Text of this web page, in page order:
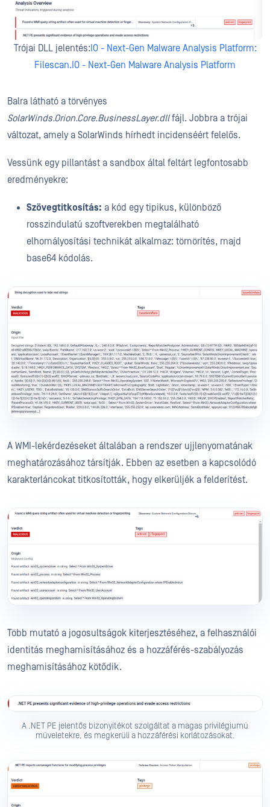
Trójai DLL jelentés: IO - Next-Gen Malware Analysis Platform:
Filescan.IO - Next-Gen Malware Analysis Platform
Balra látható a törvényes
SolarWinds.Orion.Core.BusinessLayer.dllfájl. Jobbra a trójai
változat, amely a SolarWinds hírhedt incidenséért felelős.
Vessünk egy pillantást a sandbox által feltárt legfontosabb
eredményekre:
Szövegtitkosítás: a kód egy tipikus, különböző
rosszindulatú szoftverekben megtalálható
elhomályosítási technikát alkalmaz: tömörítés, majd
base64 kódolás.
A WMI-lekérdezéseket általában a rendszer ujjlenyomatának
meghatározásához társítják. Ebben az esetben a kapcsolódó
karakterláncokat titkosították, hogy elkerüljék a felderítést.
Több mutató a jogosultságok kiterjesztéséhez, a felhasználói
identitás meghamisításához és a hozzáférés-szabályozás
meghamisításához kötődik.
A .NET PE jelentős bizonyítékot szolgáltat a magas privilégiumú
műveletekre, és megkerüli a hozzáférési korlátozásokat.